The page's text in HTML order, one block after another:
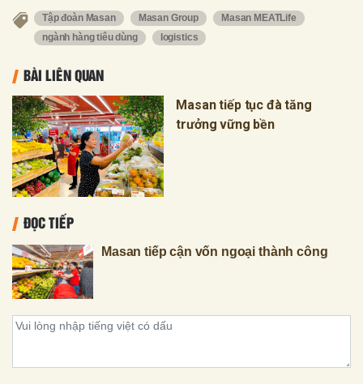
Tập đoàn Masan Masan Group
Masan MEATLife
ngành hàng tiêu dùng
logistics
BÀI LIÊN QUAN
Masan tiếp tục đà tăng
trưởng vững bền
ĐỌC TIẾP
Masan tiếp cận vốn ngoại thành công